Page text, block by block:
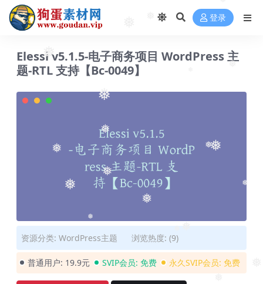
❅
❅
❅
❅
❅
❅
❅
❅
❅
❅
❅
登录
Elessi v5.1.5-电子商务项目 WordPress 主
题-RTL 支持【Bc-0049】
资源分类: WordPress主题 浏览热度: (9)
普通用户: 19.9元 SVIP会员: 免费 永久SVIP会员: 免费